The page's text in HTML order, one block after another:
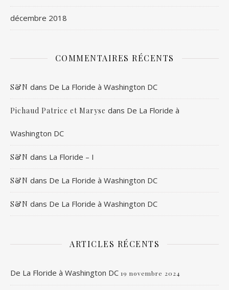
décembre 2018
COMMENTAIRES RÉCENTS
S&N dans De La Floride à Washington DC
Pichaud Patrice et Maryse dans De La Floride à
Washington DC
S&N dans La Floride – I
S&N dans De La Floride à Washington DC
S&N dans De La Floride à Washington DC
ARTICLES RÉCENTS
De La Floride à Washington DC 19 novembre 2024